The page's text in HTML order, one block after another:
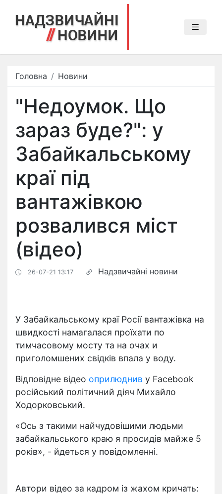
Головна Новини
"Недоумок. Що
зараз буде?": у
Забайкальському
краї під
вантажівкою
розвалився міст
(відео)
26-07-21 13:17 Надзвичайні новини
У Забайкальському краї Росії вантажівка на
швидкості намагалася проїхати по
тимчасовому мосту та на очах и
приголомшених свідків впала у воду.
Відповідне відео оприлюднив у Facebook
російський політичний діяч Михайло
Ходорковський.
«Ось з такими найчудовішими людьми
забайкальського краю я просидів майже 5
років», - йдеться у повідомленні.
Автори відео за кадром із жахом кричать: